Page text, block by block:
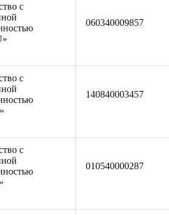
с
060340009857
с
140840003457
с
010540000287